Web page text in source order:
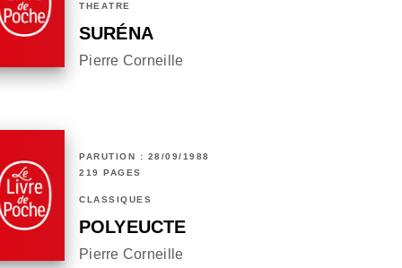
THÉÂTRE
SURÉNA
Pierre Corneille
PARUTION : 28/09/1988
219 PAGES
CLASSIQUES
POLYEUCTE
Pierre Corneille